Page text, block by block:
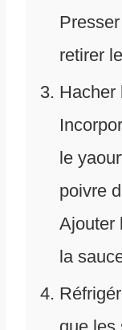
retirer
Hacher
le
poivre
Ajouter
la